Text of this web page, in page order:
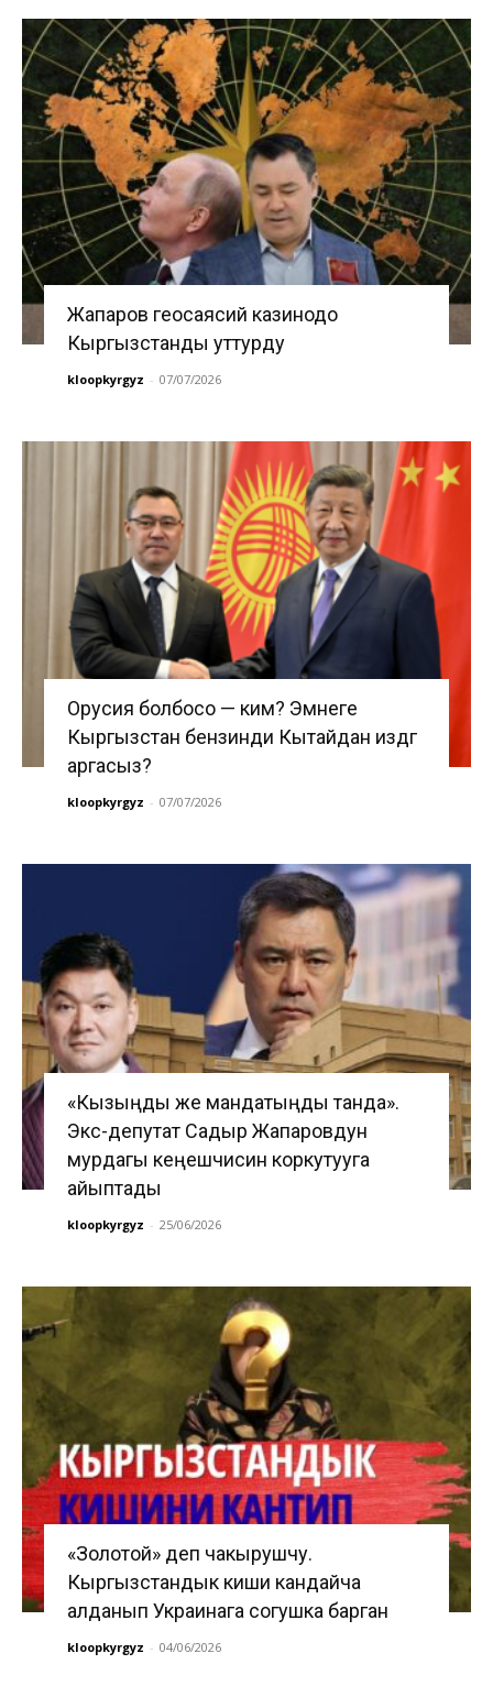
Жапаров геосаясий казинодо
Кыргызстанды уттурду
kloopkyrgyz - 07/07/2026
Орусия болбосо — ким? Эмнеге
Кыргызстан бензинди Кытайдан издөөгө
аргасыз?
kloopkyrgyz - 07/07/2026
«Кызыңды же мандатыңды танда».
Экс-депутат Садыр Жапаровдун
мурдагы кеңешчисин коркутууга
айыптады
kloopkyrgyz - 25/06/2026
«Золотой» деп чакырушчу.
Кыргызстандык киши кандайча
алданып Украинага согушка барган
kloopkyrgyz - 04/06/2026